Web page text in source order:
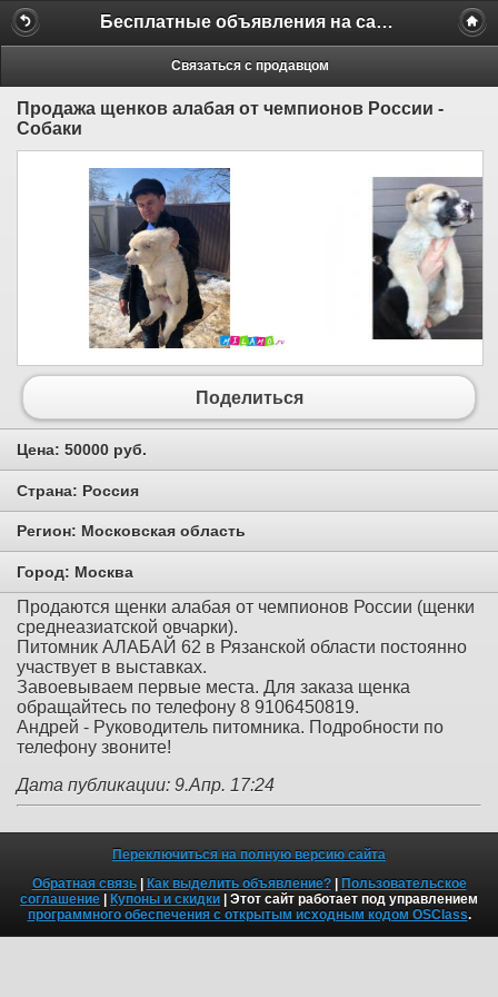
Бесплатные объявления на сайте MILAMO.ru
Связаться с продавцом
Продажа щенков алабая от чемпионов России -
Собаки
Поделиться
Цена: 50000 руб.
Страна: Россия
Регион: Московская область
Город: Москва
Продаются щенки алабая от чемпионов России (щенки
среднеазиатской овчарки).
Питомник АЛАБАЙ 62 в Рязанской области постоянно
участвует в выставках.
Завоевываем первые места. Для заказа щенка
обращайтесь по телефону 8 9106450819.
Андрей - Руководитель питомника. Подробности по
телефону звоните!
Дата публикации: 9.Апр. 17:24
Переключиться на полную версию сайта
Обратная связь| Как выделить объявление?| Пользовательское
соглашение | Купоны и скидки | Этот сайт работает под управлением
программного обеспечения с открытым исходным кодом OSClass.